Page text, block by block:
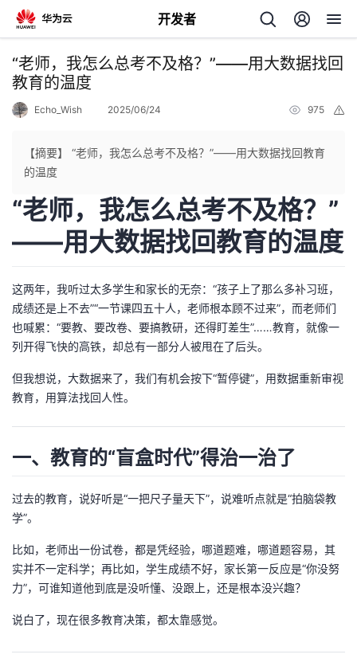
开发者
返
回
页
开
发
者
我
的
博
我
的
坛
我
圈
子
的
直
播
我
的
活
我
的
我
“老师，我怎么总考不及格？”——用大数据找回
教育的温度
Echo_Wish 2025/06/24 975
【摘要】 “老师，我怎么总考不及格？”——用大数据找回教育
的温度
“老师，我怎么总考不及格？”
——用大数据找回教育的温度
这两年，我听过太多学生和家长的无奈：“孩子上了那么多补习班，
成绩还是上不去”“一节课四五十人，老师根本顾不过来”，而老师们
也喊累：“要教、要改卷、要搞教研，还得盯差生”……教育，就像一
列开得飞快的高铁，却总有一部分人被甩在了后头。
但我想说，大数据来了，我们有机会按下“暂停键”，用数据重新审视
教育，用算法找回人性。
一、教育的“盲盒时代”得治一治了
过去的教育，说好听是“一把尺子量天下”，说难听点就是“拍脑袋教
学”。
比如，老师出一份试卷，都是凭经验，哪道题难，哪道题容易，其
实并不一定科学；再比如，学生成绩不好，家长第一反应是“你没努
力”，可谁知道他到底是没听懂、没跟上，还是根本没兴趣？
说白了，现在很多教育决策，都太靠感觉。